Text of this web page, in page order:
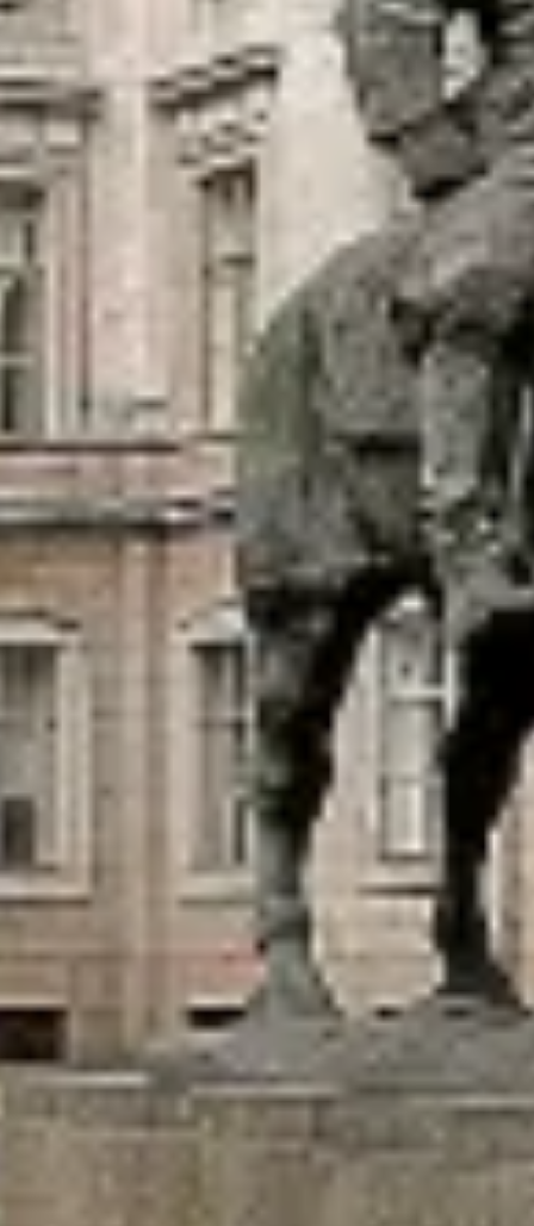
Каталоги и альбомы
Научные каталоги собрания
Научные сборники
Буклеты
Ежегодные отчеты
Служба регионального развития Русского
Лекции и абонементы
Лекторий
Абонементы
Реставрация
Открытая реставрация шедевров Григория
Детям
События
Искусство и технологии
Онлайн-курсы «Лифт в будущее»
Современная наука и границы синтеза
Виртуальные коллекции
Виртуальные 3D туры по выставкам